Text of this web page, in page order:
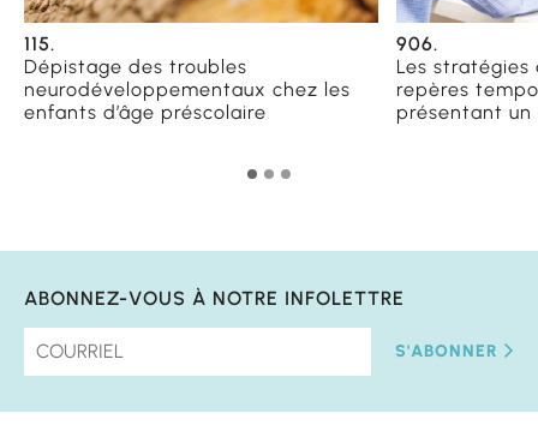
115.
Dépistage des troubles
neurodéveloppementaux chez les
enfants d’âge préscolaire
906.
Les
repères
présentant un
ABONNEZ-VOUS À NOTRE INFOLETTRE
S'ABONNER